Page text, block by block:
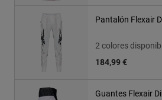
Pantalón Flexair
2 colores
184,99 €
Guantes Flexair